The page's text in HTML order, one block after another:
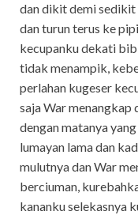
dan dikit demi sedikit
dan turun terus ke
kecupanku dekati
tidak menampik,
perlahan kugeser
saja War
dengan matanya
lumayan lama dan
mulutnya dan War
berciuman,
kananku selekasnya